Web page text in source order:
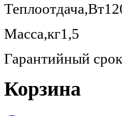
Теплоотдача,Вт
Масса,кг1,5
Гарантийный
Корзина